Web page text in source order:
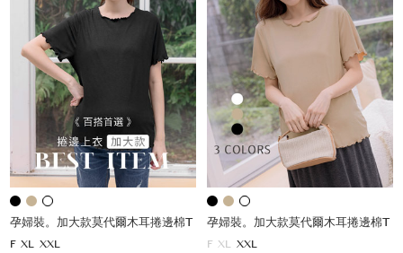
孕婦裝。加大款莫代爾木耳捲邊棉T
F XL XXL
孕婦裝。加大款莫代爾木耳捲邊棉T
F XL XXL